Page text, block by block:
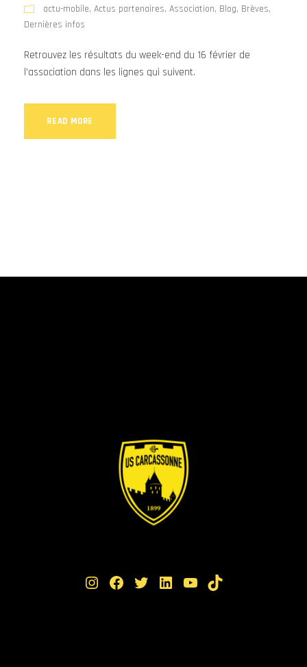
actu-mobile, Actus partenaires, Association, Blog, Brèves,
Dernières infos
Retrouvez les résultats du week-end du 16 février de
l'association dans les lignes qui suivent.
READ MORE
Instagram Facebook Twitter LinkedIn YouTube TikTok